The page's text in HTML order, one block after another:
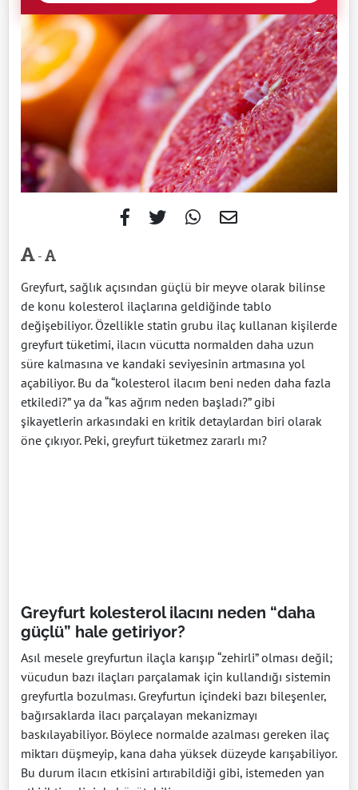
-
Greyfurt, sağlık açısından güçlü bir meyve olarak bilinse
de konu kolesterol ilaçlarına geldiğinde tablo
değişebiliyor. Özellikle statin grubu ilaç kullanan kişilerde
greyfurt tüketimi, ilacın vücutta normalden daha uzun
süre kalmasına ve kandaki seviyesinin artmasına yol
açabiliyor. Bu da “kolesterol ilacım beni neden daha fazla
etkiledi?” ya da “kas ağrım neden başladı?” gibi
şikayetlerin arkasındaki en kritik detaylardan biri olarak
öne çıkıyor. Peki, greyfurt tüketmez zararlı mı?
Greyfurt kolesterol ilacını neden “daha
güçlü” hale getiriyor?
Asıl mesele greyfurtun ilaçla karışıp “zehirli” olması değil;
vücudun bazı ilaçları parçalamak için kullandığı sistemin
greyfurtla bozulması. Greyfurtun içindeki bazı bileşenler,
bağırsaklarda ilacı parçalayan mekanizmayı
baskılayabiliyor. Böylece normalde azalması gereken ilaç
miktarı düşmeyip, kana daha yüksek düzeyde karışabiliyor.
Bu durum ilacın etkisini artırabildiği gibi, istemeden yan